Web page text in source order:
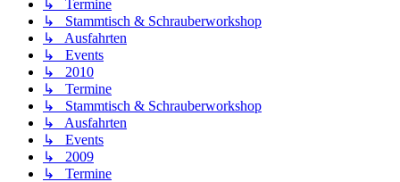
↳ Termine
↳ Stammtisch & Schrauberworkshop
↳ Ausfahrten
↳ Events
↳ 2010
↳ Termine
↳ Stammtisch & Schrauberworkshop
↳ Ausfahrten
↳ Events
↳ 2009
↳ Termine